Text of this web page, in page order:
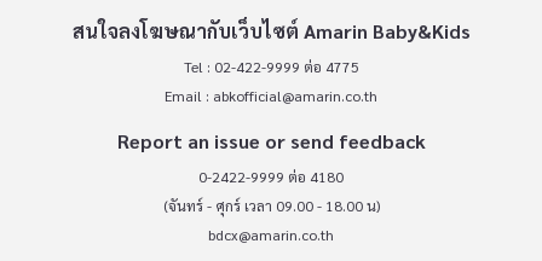
สนใจลงโฆษณากับเว็บไซต์ Amarin Baby&Kids
Tel : 02-422-9999 ต่อ 4775
Email : abkofficial@amarin.co.th
Report an issue or send feedback
0-2422-9999 ต่อ 4180
(จันทร์ - ศุกร์ เวลา 09.00 - 18.00 น)
bdcx@amarin.co.th